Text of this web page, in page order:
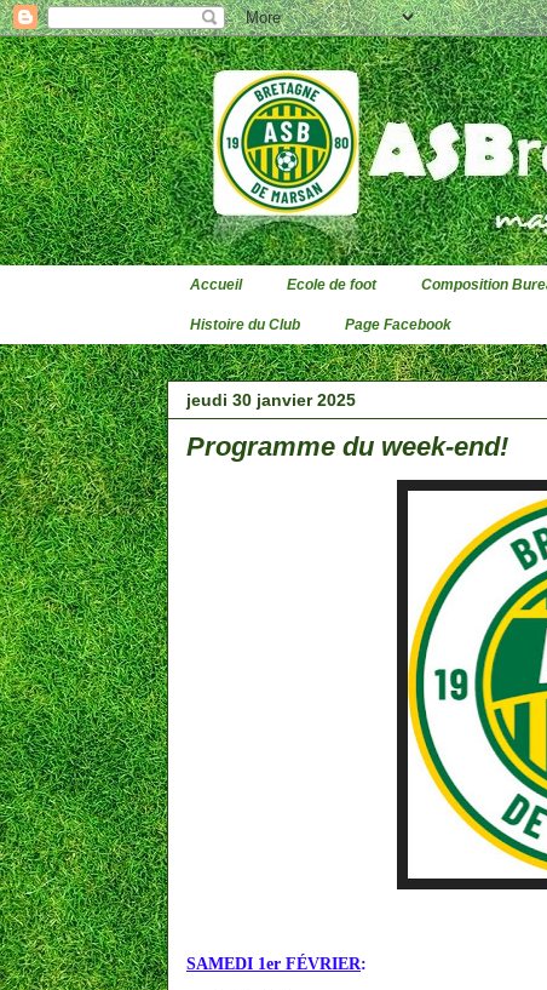
Accueil Ecole de foot Composition
Histoire du Club Page Facebook
jeudi 30 janvier 2025
Programme du week-end!
SAMEDI 1er FÉVRIER: